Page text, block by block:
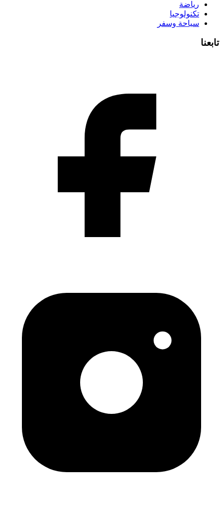
رياضة
تكنولوجيا
سياحة وسفر
تابعنا